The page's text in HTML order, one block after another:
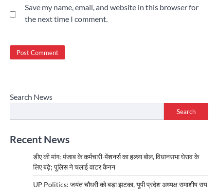
Save my name, email, and website in this browser for
the next time I comment.
Search News
Search
Recent News
डीए की मांग: पंजाब के कर्मचारी-पेंशनर्स का हल्ला बोल, विधानसभा घेराव के
लिए बढ़े; पुलिस ने चलाई वाटर कैनन
UP Politics: जयंत चौधरी को बड़ा झटका, यूपी प्रदेश अध्यक्ष रामाशीष राय